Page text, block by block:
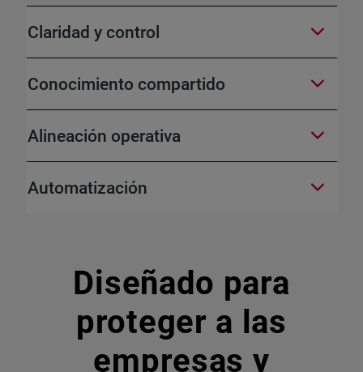
Claridad y control
Conocimiento compartido
Alineación operativa
Automatización
Diseñado para
proteger a las
empresas y